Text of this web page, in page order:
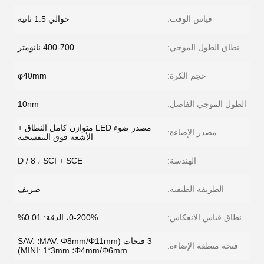
قياس الوقت: حوالي 1.5 ثانية
نطاق الطول الموجي: 400-700 نانومتر
حجم الكرة: φ40mm
الطول الموجي الفاصل: 10nm
مصدر الإضاءة:
مصدر ضوء LED متوازن كامل النطاق +
الأشعة فوق البنفسجية
الهندسة: D / 8 ، SCI + SCE
الطريقة الطيفية: صريف
نطاق قياس الانعكاس: 0-200%، الدقة: 0.01%
فتحة منطقة الإضاءة:
3 فتحات (MAV: Φ8mm/Φ11mm؛ SAV:
Φ4mm/Φ6mm؛ MINI: 1*3mm)